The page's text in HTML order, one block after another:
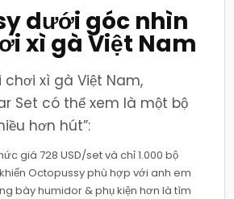
dưới góc nhìn
xì gà Việt Nam
xì gà Việt Nam,
Set có thể xem là một bộ
hơn hút”:
giá 728 USD/set và chỉ 1.000 bộ
Octopussy phù hợp với anh em
bày humidor & phụ kiện hơn là tìm